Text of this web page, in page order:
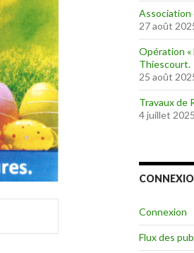
Association
27 août
Opération «
Thiescourt.
25 août
Travaux de
4 juillet 2025
Connexion
Flux des